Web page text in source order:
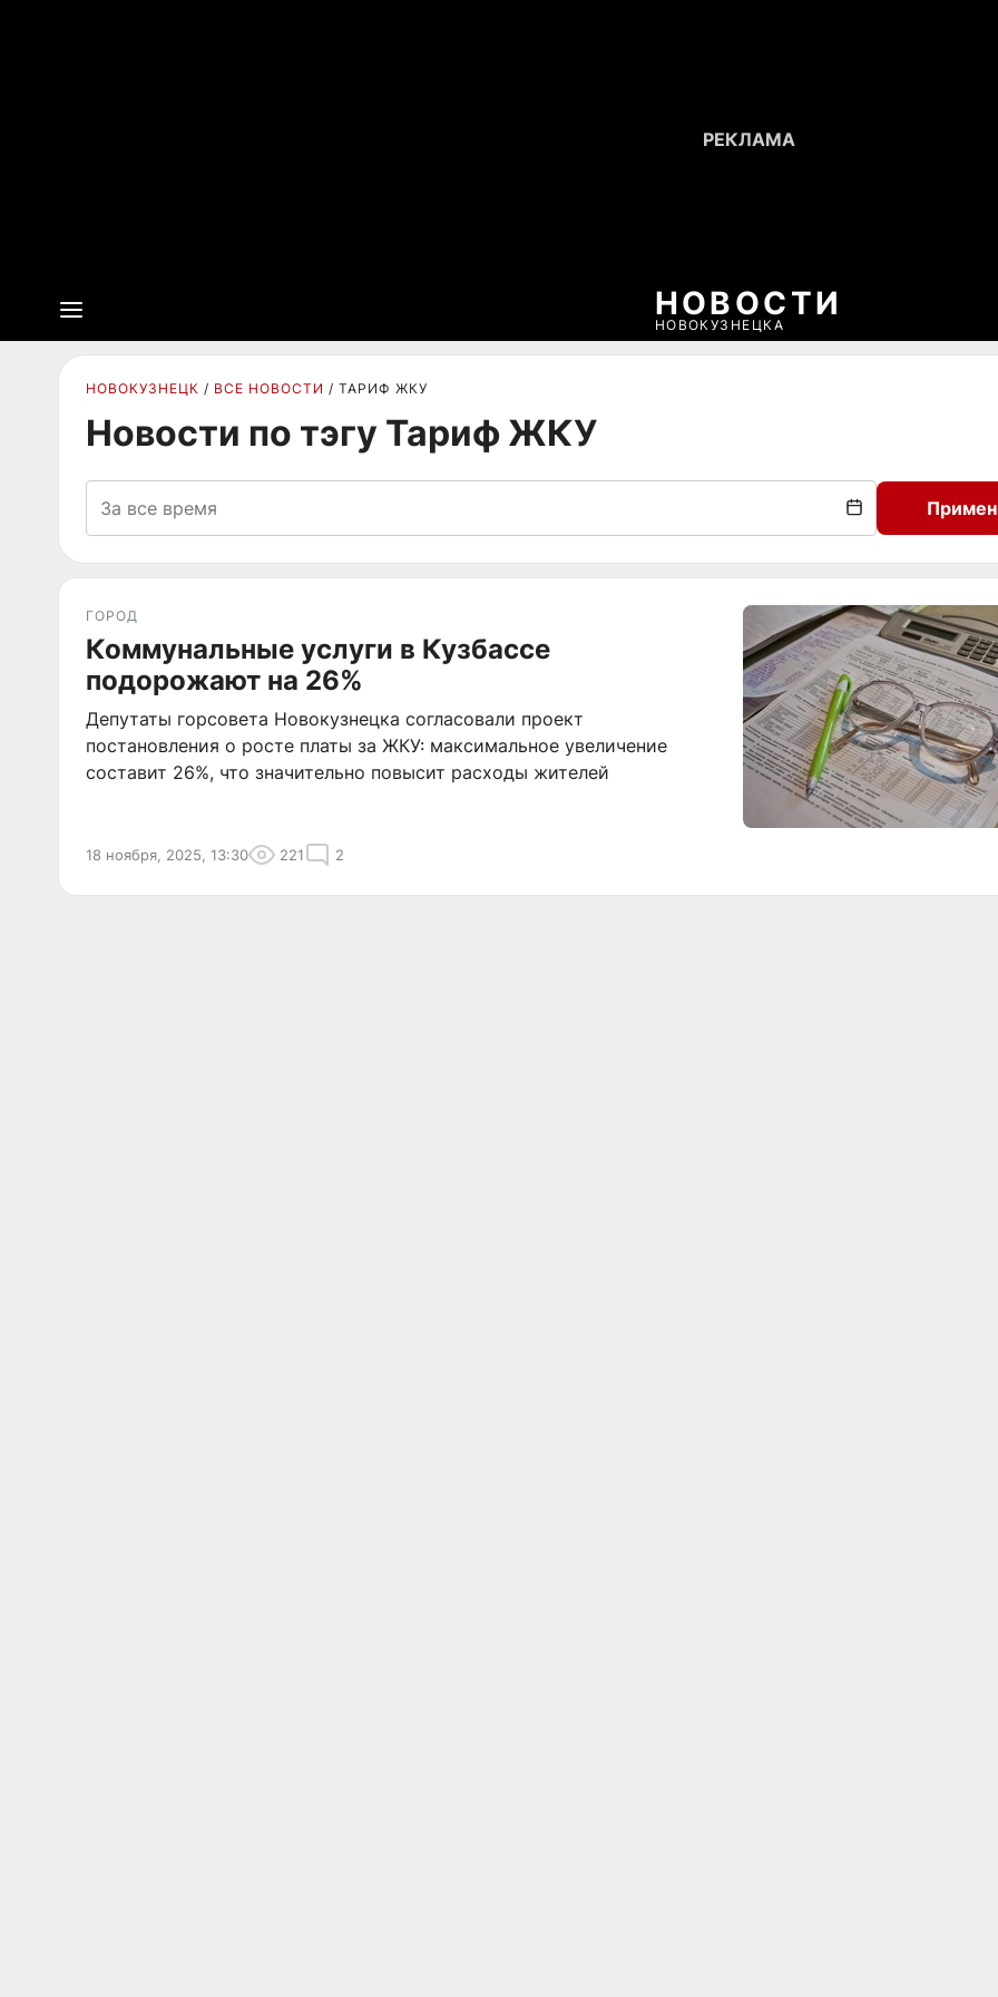
НОВОСТИ
НОВОКУЗНЕЦКА
НОВОКУЗНЕЦК ВСЕ НОВОСТИ ТАРИФ ЖКУ
Новости по тэгу Тариф ЖКУ
ГОРОД
Коммунальные услуги в Кузбассе
подорожают на 26%
Депутаты горсовета Новокузнецка согласовали проект
постановления о росте платы за ЖКУ: максимальное увеличение
составит 26%, что значительно повысит расходы жителей
18 ноября, 2025, 13:30 221 2